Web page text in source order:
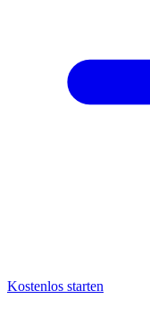
Kostenlos starten